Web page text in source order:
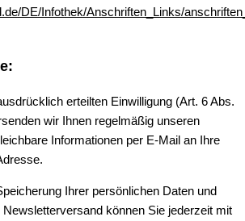
DE/Infothek/Anschriften_Links/
erteilten Einwilligung (Art. 6 Abs.
wir Ihnen regelmäßig unseren
Informationen per E-Mail an Ihre
Ihrer persönlichen Daten und
können Sie jederzeit mit